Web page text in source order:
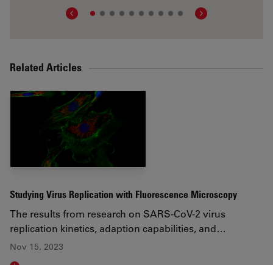
Related Articles
Studying Virus Replication with Fluorescence Microscopy
The results from research on SARS-CoV-2 virus
replication kinetics, adaption capabilities, and…
Nov 15, 2023